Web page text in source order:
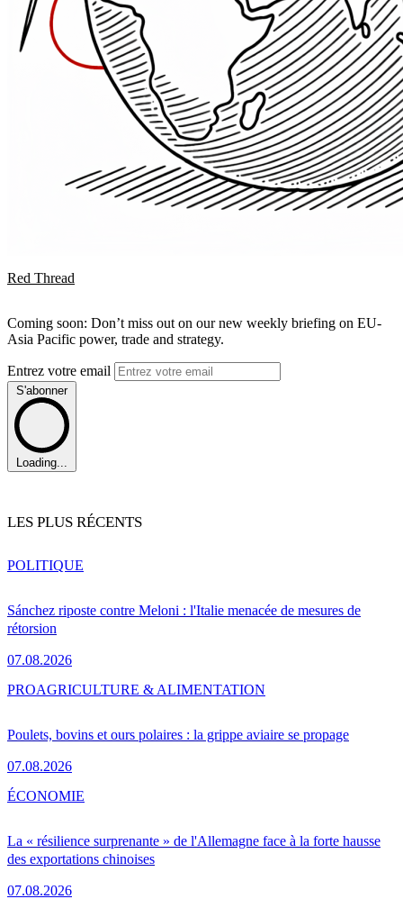
Red Thread
Coming soon: Don’t miss out on our new weekly briefing on EU-
Asia Pacific power, trade and strategy.
Entrez votre email
S'abonner
Loading...
LES PLUS RÉCENTS
Sánchez riposte contre Meloni : l'Italie menacée de mesures de
rétorsion
07.08.2026
POLITIQUE
Poulets, bovins et ours polaires : la grippe aviaire se propage
07.08.2026
PROAGRICULTURE & ALIMENTATION
La « résilience surprenante » de l'Allemagne face à la forte hausse
des exportations chinoises
07.08.2026
ÉCONOMIE